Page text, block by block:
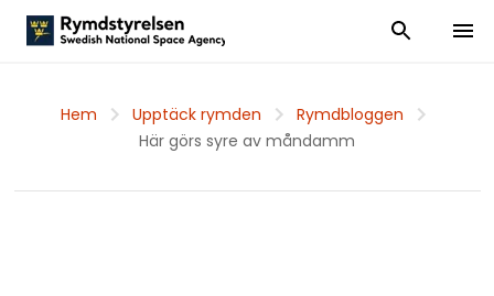
Visa och dölj
Visa
Hem Upptäck rymden
Rymdbloggen
Här görs syre av måndamm